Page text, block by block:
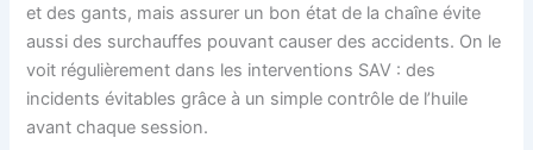
et des gants, mais assurer un bon état de la chaîne évite
aussi des surchauffes pouvant causer des accidents. On le
voit régulièrement dans les interventions SAV : des
incidents évitables grâce à un simple contrôle de l’huile
avant chaque session.